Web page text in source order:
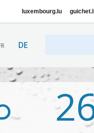
luxembourg.lu
DE